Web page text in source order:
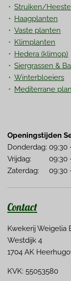
Struiken/
Haagplanten
Vaste planten
Klimplanten
Hedera (klimop)
Siergrassen &
Winterbloeiers
Mediterrane
Openingstijden
Donderdag: 09:30
Vrijdag: 09:30 -
Zaterdag: 09:30 -
Contact
Kwekerij Weigelia
Westdijk 4
1704 AK
KVK: 55053580